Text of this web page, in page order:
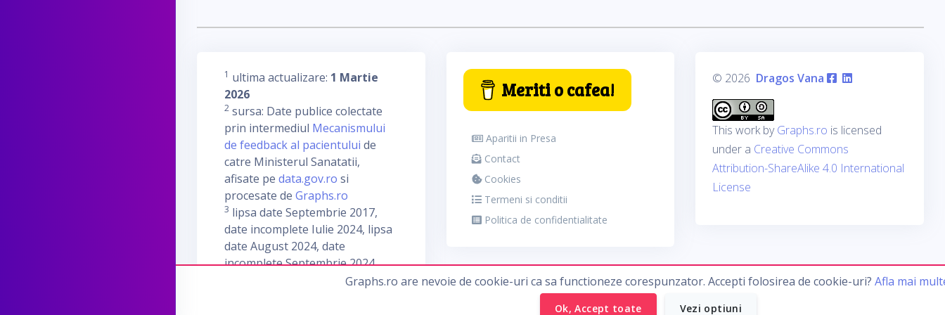
Graphs.ro are nevoie de cookie-uri ca sa functioneze corespunzator. Accepti folosirea de cookie-uri? Afla mai
Ok, Accept toate Vezi optiuni
1 ultima actualizare: 1 Martie
2026
2 sursa: Date publice colectate
prin intermediul Mecanismului
de feedback al pacientului de
catre Ministerul Sanatatii,
afisate pe data.gov.ro si
procesate de Graphs.ro
3 lipsa date Septembrie 2017,
date incomplete Iulie 2024, lipsa
date August 2024, date
incomplete Septembrie 2024
Meriti o cafea!
Aparitii in Presa
Contact
Cookies
Termeni si conditii
Politica de confidentialitate
© 2026 Dragos Vana
This work byGraphs.ro is licensed
under a Creative Commons
Attribution-ShareAlike 4.0 International
License